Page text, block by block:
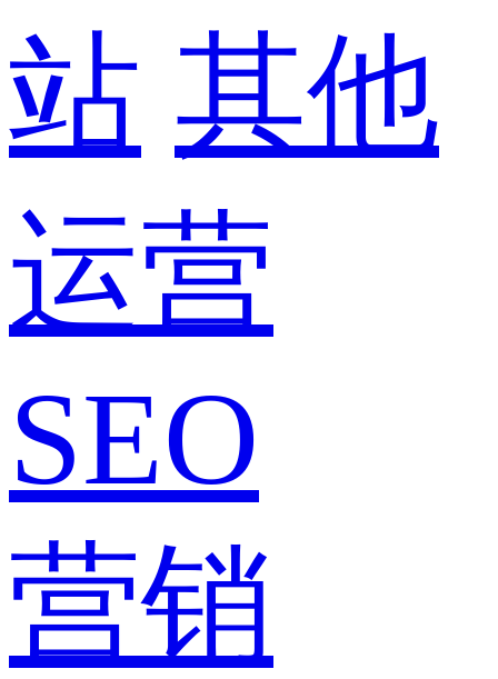
站 其他
运营
SEO
营销